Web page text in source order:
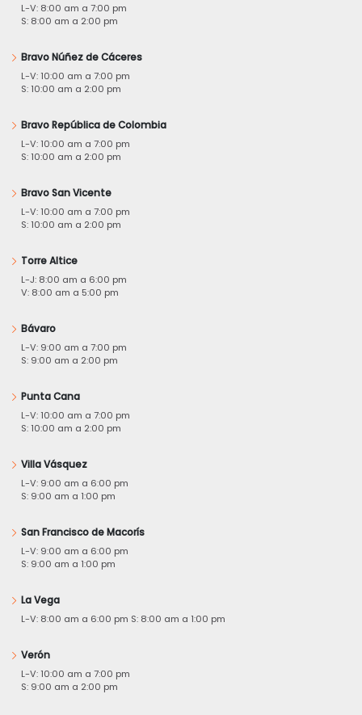
L-V: 8:00 am a 7:00 pm
S: 8:00 am a 2:00 pm
Bravo Núñez de Cáceres
L-V: 10:00 am a 7:00 pm
S: 10:00 am a 2:00 pm
Bravo República de Colombia
L-V: 10:00 am a 7:00 pm
S: 10:00 am a 2:00 pm
Bravo San Vicente
L-V: 10:00 am a 7:00 pm
S: 10:00 am a 2:00 pm
Torre Altice
L-J: 8:00 am a 6:00 pm
V: 8:00 am a 5:00 pm
Bávaro
L-V: 9:00 am a 7:00 pm
S: 9:00 am a 2:00 pm
Punta Cana
L-V: 10:00 am a 7:00 pm
S: 10:00 am a 2:00 pm
Villa Vásquez
L-V: 9:00 am a 6:00 pm
S: 9:00 am a 1:00 pm
San Francisco de Macorís
L-V: 9:00 am a 6:00 pm
S: 9:00 am a 1:00 pm
La Vega
L-V: 8:00 am a 6:00 pm S: 8:00 am a 1:00 pm
Verón
L-V: 10:00 am a 7:00 pm
S: 9:00 am a 2:00 pm